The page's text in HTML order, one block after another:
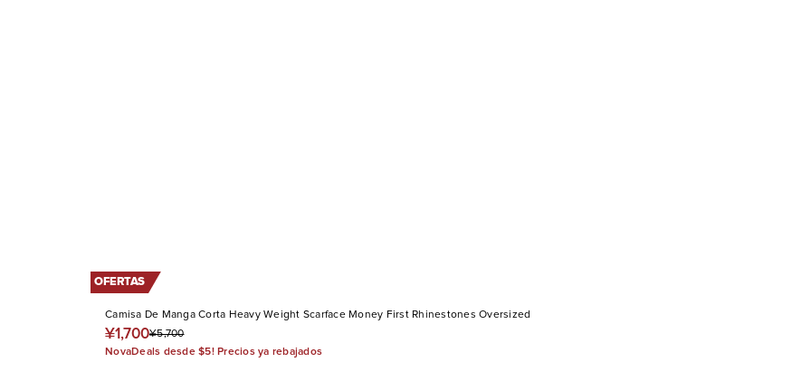
OFERTAS
Camisa De Manga Corta Heavy Weight Scarface Money First Rhinestones Oversized
¥1,700¥5,700
NovaDeals desde $5! Precios ya rebajados